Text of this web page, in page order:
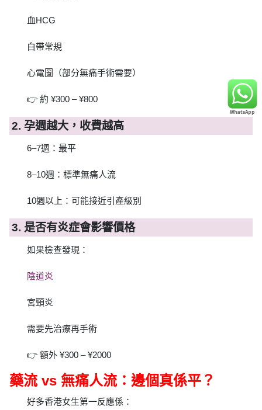
血HCG
白帶常規
心電圖（部分無痛手術需要）
👉 約 ¥300 – ¥800
2. 孕週越大，收費越高
6–7週：最平
8–10週：標準無痛人流
10週以上：可能接近引產級別
3. 是否有炎症會影響價格
如果檢查發現：
陰道炎
宮頸炎
需要先治療再手術
👉 額外 ¥300 – ¥2000
藥流 vs 無痛人流：邊個真係平？
好多香港女生第一反應係：